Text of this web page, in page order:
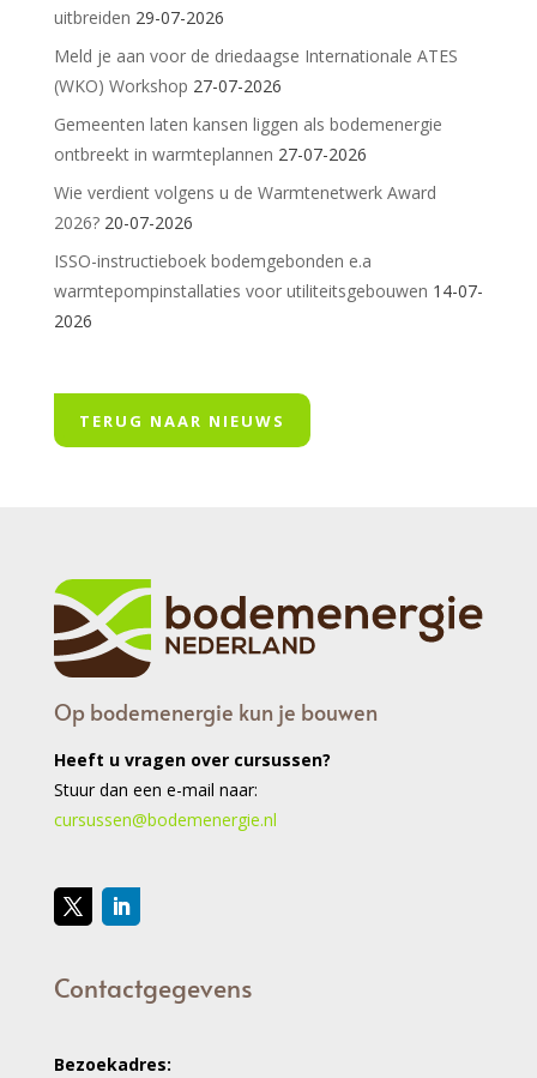
uitbreiden 29-07-2026
Meld je aan voor de driedaagse Internationale ATES
(WKO) Workshop 27-07-2026
Gemeenten laten kansen liggen als bodemenergie
ontbreekt in warmteplannen 27-07-2026
Wie verdient volgens u de Warmtenetwerk Award
2026? 20-07-2026
ISSO-instructieboek bodemgebonden e.a
warmtepompinstallaties voor utiliteitsgebouwen 14-07-
2026
TERUG NAAR NIEUWS
Op bodemenergie kun je bouwen
Heeft u vragen over cursussen?
Stuur dan een e-mail naar:
cursussen@bodemenergie.nl
Contactgegevens
Bezoekadres: